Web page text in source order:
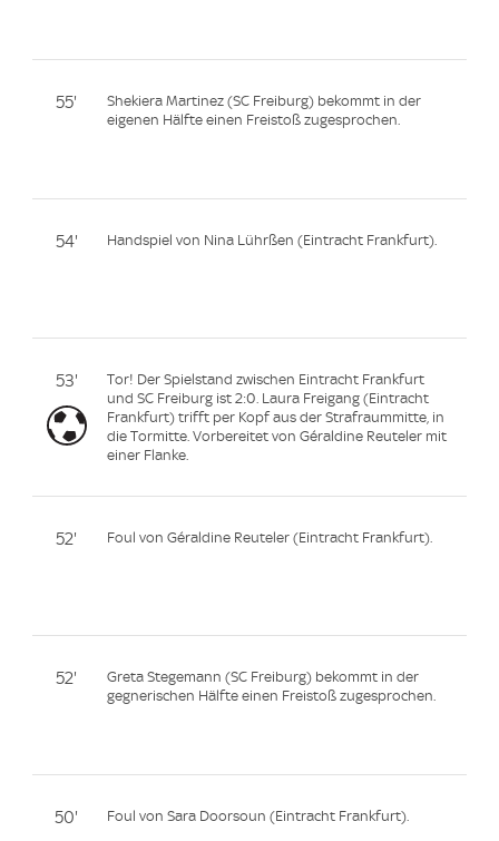
55'
Shekiera Martinez (SC Freiburg) bekommt in der
eigenen Hälfte einen Freistoß zugesprochen.
54' Handspiel von Nina Lührßen (Eintracht Frankfurt).
53'
Tor! Der Spielstand zwischen Eintracht Frankfurt
und SC Freiburg ist 2:0. Laura Freigang (Eintracht
Frankfurt) trifft per Kopf aus der Strafraummitte, in
die Tormitte. Vorbereitet von Géraldine Reuteler mit
einer Flanke.
52' Foul von Géraldine Reuteler (Eintracht Frankfurt).
52'
Greta Stegemann (SC Freiburg) bekommt in der
gegnerischen Hälfte einen Freistoß zugesprochen.
50' Foul von Sara Doorsoun (Eintracht Frankfurt).